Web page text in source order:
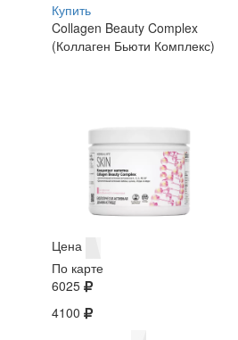
Купить
Collagen Beauty Complex
(Коллаген Бьюти Комплекс)
Цена
По карте
6025
4100